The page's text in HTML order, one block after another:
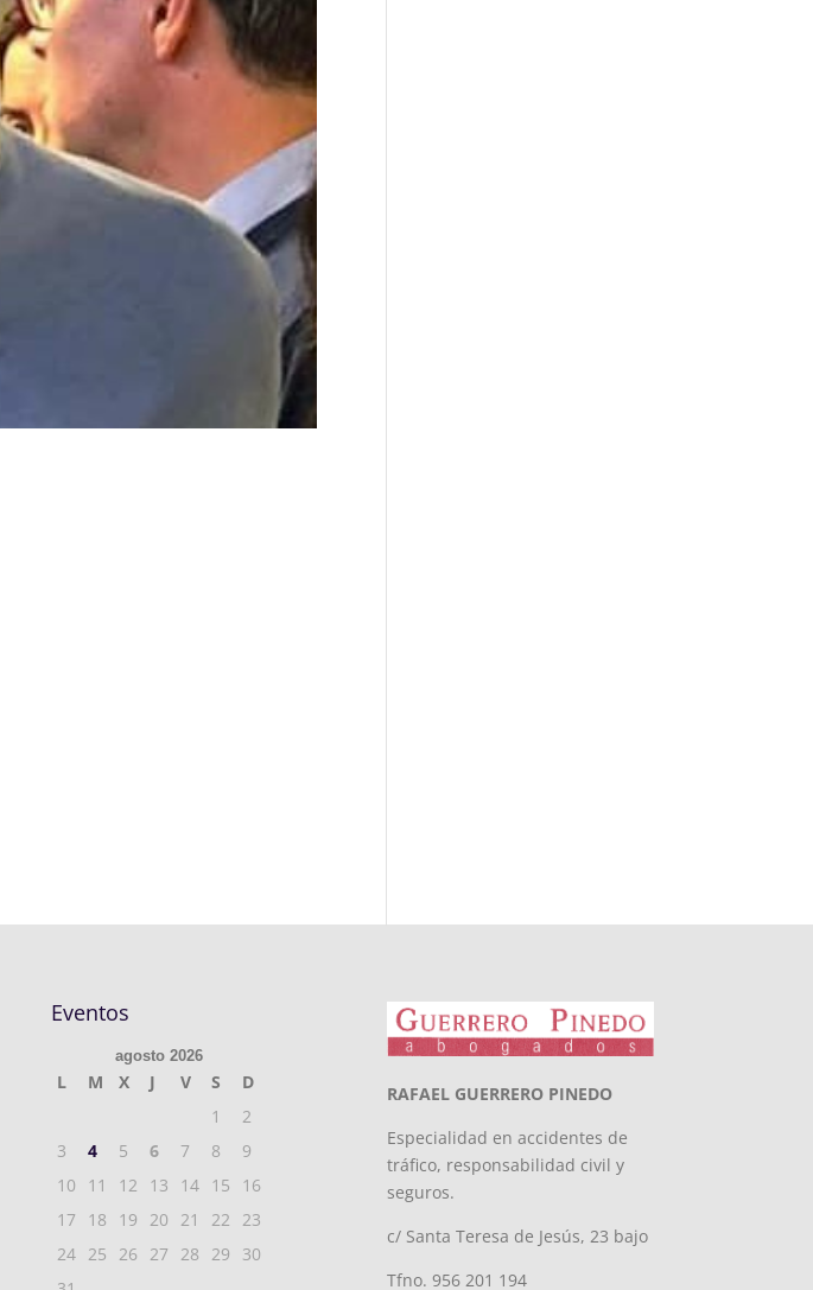
Eventos
agosto 2026
L M X J V S
D
1
2
3
4 5 6 7 8
9
10
11 12 13 14 15
16
17
18 19 20 21 22
23
24
25 26 27 28 29
30
RAFAEL GUERRERO PINEDO
Especialidad en accidentes de
tráfico, responsabilidad civil y
seguros.
c/ Santa Teresa de Jesús, 23 bajo
Tfno. 956 201 194